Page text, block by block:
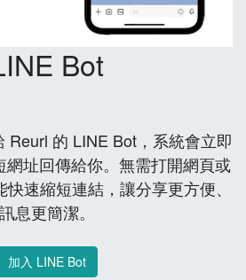
Bot
Reurl 的 LINE Bot，系統會立即
網址回傳給你。無需打開網頁或
速縮短連結，讓分享更方便、
訊息更簡潔。
加入 LINE Bot